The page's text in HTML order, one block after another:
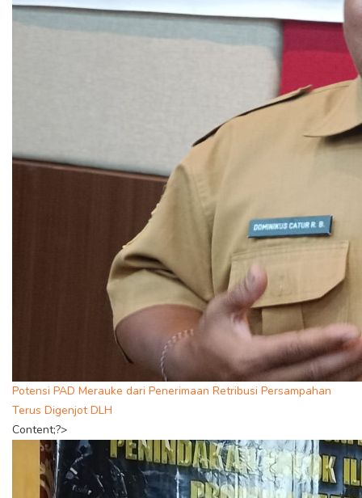
Potensi PAD Merauke dari Penerimaan Retribusi Persampahan
Terus Digenjot DLH
Content;?>